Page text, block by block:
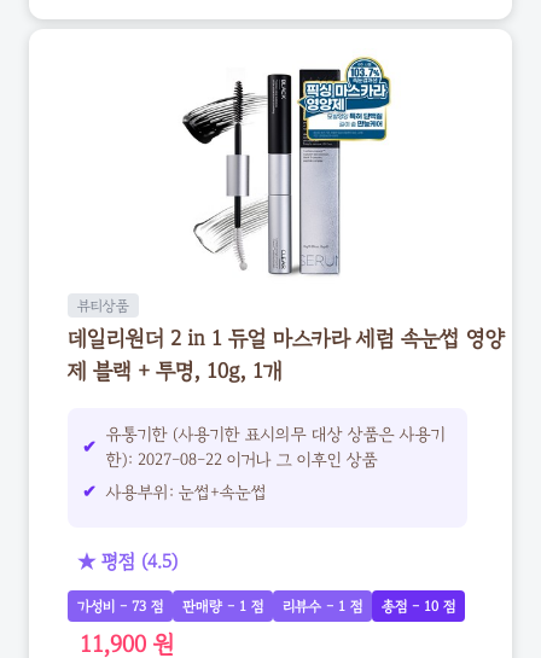
뷰티상품
데일리원더 2 in 1 듀얼 마스카라 세럼 속눈썹 영양
제 블랙 + 투명, 10g, 1개
유통기한 (사용기한 표시의무 대상 상품은 사용기
한): 2027-08-22 이거나 그 이후인 상품
사용부위: 눈썹+속눈썹
★ 평점 (4.5)
가성비 - 73 점 판매량 - 1 점 리뷰수 - 1 점 총점 - 10 점
11,900 원